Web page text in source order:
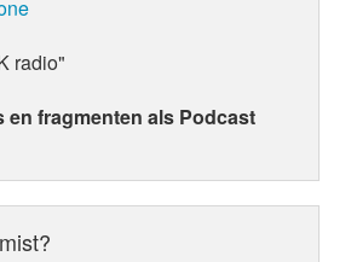
radio"
en fragmenten als Podcast